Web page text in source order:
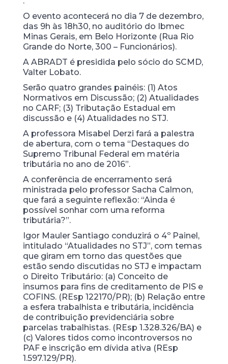
O evento acontecerá no dia 7 de dezembro,
das 9h às 18h30, no auditório do Ibmec
Minas Gerais, em Belo Horizonte (Rua Rio
Grande do Norte, 300 – Funcionários).
A ABRADT é presidida pelo sócio do SCMD,
Valter Lobato.
Serão quatro grandes painéis: (1) Atos
Normativos em Discussão; (2) Atualidades
no CARF; (3) Tributação Estadual em
discussão e (4) Atualidades no STJ.
A professora Misabel Derzi fará a palestra
de abertura, com o tema “Destaques do
Supremo Tribunal Federal em matéria
tributária no ano de 2016”.
A conferência de encerramento será
ministrada pelo professor Sacha Calmon,
que fará a seguinte reflexão: “Ainda é
possível sonhar com uma reforma
tributária?”.
Igor Mauler Santiago conduzirá o 4º Painel,
intitulado “Atualidades no STJ”, com temas
que giram em torno das questões que
estão sendo discutidas no STJ e impactam
o Direito Tributário: (a) Conceito de
insumos para fins de creditamento de PIS e
COFINS. (REsp 122170/PR); (b) Relação entre
a esfera trabalhista e tributária, incidência
de contribuição previdenciária sobre
parcelas trabalhistas. (REsp 1.328.326/BA) e
(c) Valores tidos como incontroversos no
PAF e inscrição em dívida ativa (REsp
1.597.129/PR).